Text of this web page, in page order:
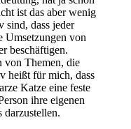
ist das aber wenig
sind, dass jeder
Umsetzungen von
beschäftigen.
von Themen, die
heißt für mich, dass
Katze eine feste
ihre eigenen
darzustellen.